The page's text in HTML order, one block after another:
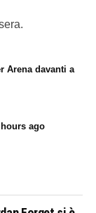
Arena davanti a
ago